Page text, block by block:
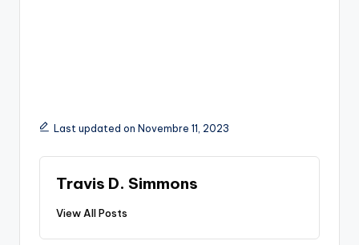
Last updated on Novembre 11, 2023
Travis D. Simmons
View All Posts